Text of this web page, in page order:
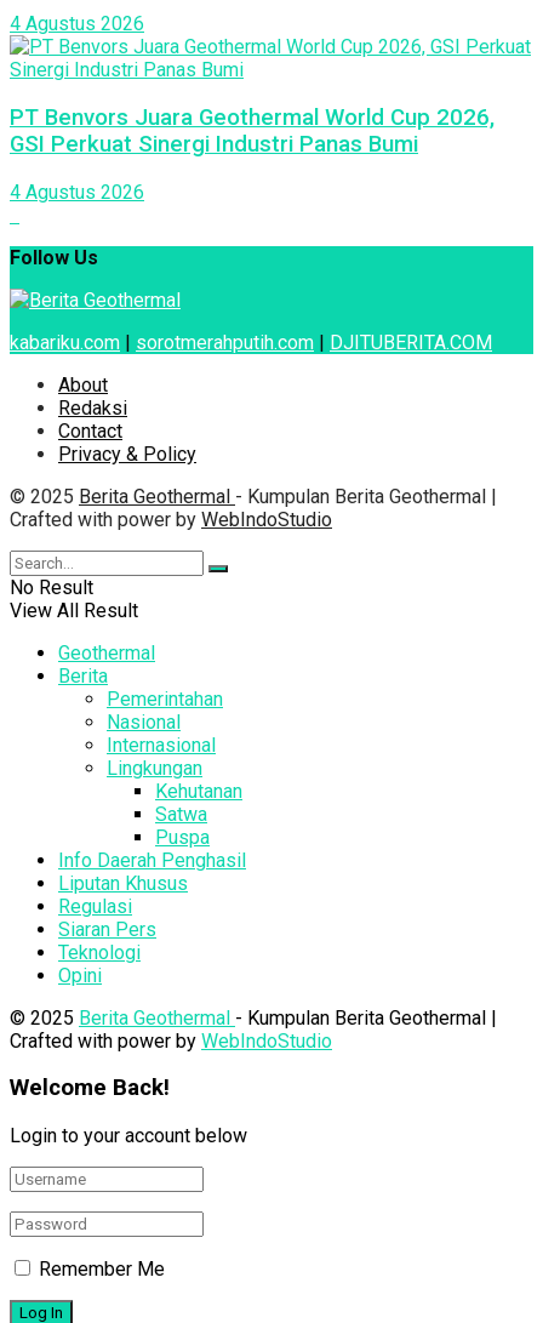
4 Agustus 2026
PT Benvors Juara Geothermal World Cup 2026,
GSI Perkuat Sinergi Industri Panas Bumi
4 Agustus 2026
Follow Us
kabariku.com | sorotmerahputih.com | DJITUBERITA.COM
About
Redaksi
Contact
Privacy & Policy
© 2025 Berita Geothermal - Kumpulan Berita Geothermal |
Crafted with power by WebIndoStudio
No Result
View All Result
Geothermal
Berita
Pemerintahan
Nasional
Internasional
Lingkungan
Kehutanan
Satwa
Puspa
Info Daerah Penghasil
Liputan Khusus
Regulasi
Siaran Pers
Teknologi
Opini
© 2025 Berita Geothermal - Kumpulan Berita Geothermal |
Crafted with power by WebIndoStudio
Welcome Back!
Login to your account below
Remember Me